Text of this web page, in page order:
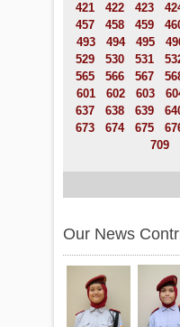
421
422 423
457
458 459
493
494 495
529
530 531
565
566 567
601
602 603
637
638 639
673
674 675
709
Our News